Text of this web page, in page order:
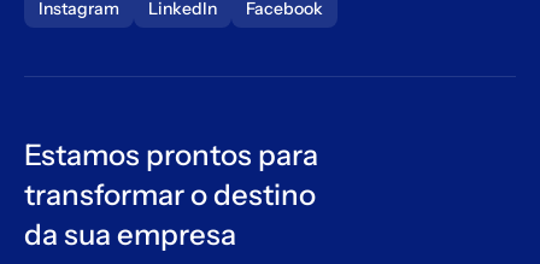
Instagram LinkedIn Facebook
Estamos prontos para
transformar o destino
da sua empresa